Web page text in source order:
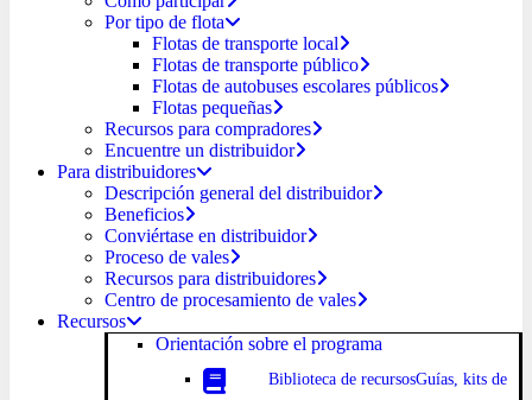
Por tipo de flota
Flotas de transporte local
Flotas de transporte público
Flotas de autobuses escolares públicos
Flotas pequeñas
Recursos para compradores
Encuentre un distribuidor
Para distribuidores
Descripción general del distribuidor
Beneficios
Conviértase en distribuidor
Proceso de vales
Recursos para distribuidores
Centro de procesamiento de vales
Recursos
Orientación sobre el programa
Biblioteca de recursosGuías, kits de